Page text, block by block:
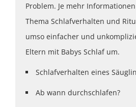
Problem. Je mehr
Thema Schlafverhalten und
umso einfacher und
Eltern mit Babys Schlaf um.
Schlafverhalten eines
Ab wann durchschlafen?